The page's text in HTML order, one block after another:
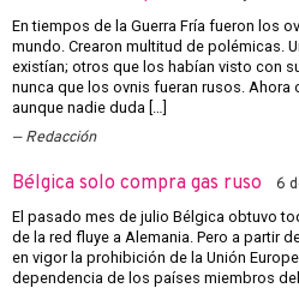
En tiempos de la Guerra Fría fueron los
mundo. Crearon multitud de polémicas.
existían; otros que los habían visto con
nunca que los ovnis fueran rusos.
aunque nadie duda […]
Redacción
Bélgica solo compra gas ruso 6
El pasado mes de julio Bélgica obtuvo
de la red fluye a Alemania. Pero a partir
en vigor la prohibición de la Unión
dependencia de los países miembros